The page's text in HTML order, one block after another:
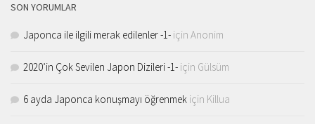
SON YORUMLAR
Japonca ile ilgili merak edilenler -1- için Anonim
2020’in Çok Sevilen Japon Dizileri -1- için Gülsüm
6 ayda Japonca konuşmayı öğrenmek için Killua